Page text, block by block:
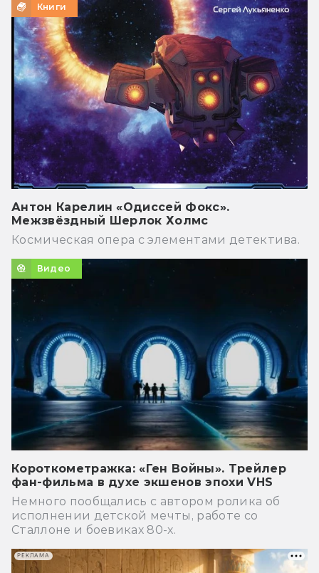
Книги
Антон Карелин «Одиссей Фокс».
Межзвёздный Шерлок Холмс
Космическая опера с элементами детектива.
Видео
Короткометражка: «Ген Войны». Трейлер
фан-фильма в духе экшенов эпохи VHS
Немного пообщались с автором ролика об
исполнении детской мечты, работе со
Сталлоне и боевиках 80-х.
РЕКЛАМА